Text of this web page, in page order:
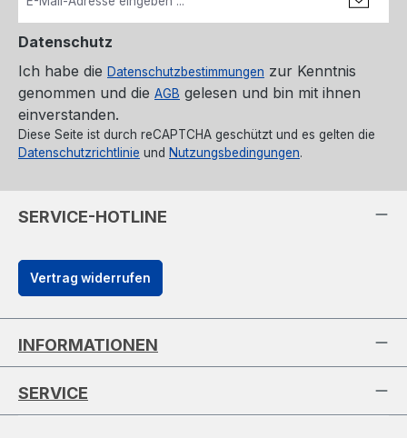
Datenschutz
Ich habe die Datenschutzbestimmungen zur Kenntnis
genommen und die AGB gelesen und bin mit ihnen
einverstanden.
Diese Seite ist durch reCAPTCHA geschützt und es gelten die
Datenschutzrichtlinie und Nutzungsbedingungen.
SERVICE-HOTLINE
Vertrag widerrufen
INFORMATIONEN
SERVICE